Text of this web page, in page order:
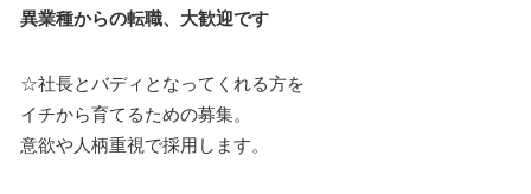
異業種からの転職、大歓迎です
☆社長とバディとなってくれる方を
イチから育てるための募集。
意欲や人柄重視で採用します。